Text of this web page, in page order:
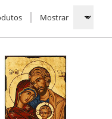
Mostrar